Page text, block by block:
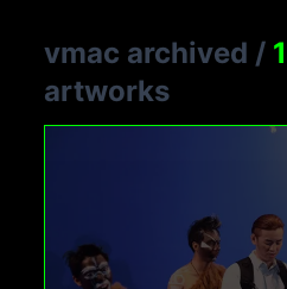
vmac archived / 1
artworks